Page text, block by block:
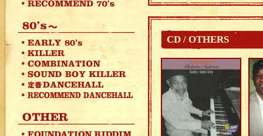
CD / OTHERS